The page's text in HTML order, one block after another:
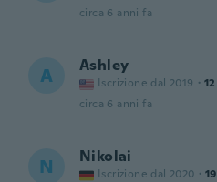
circa 6 anni fa
A Ashley
Iscrizione dal 2019 · 12
circa 6 anni fa
N Nikolai
Iscrizione dal 2020 · 19